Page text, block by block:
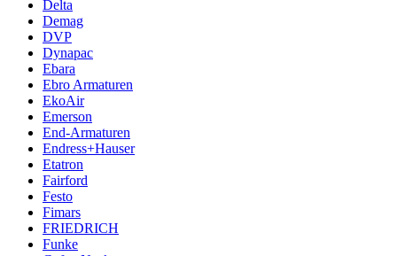
Delta
Demag
DVP
Dynapac
Ebara
Ebro Armaturen
EkoAir
Emerson
End-Armaturen
Endress+Hauser
Etatron
Fairford
Festo
Fimars
FRIEDRICH
Funke